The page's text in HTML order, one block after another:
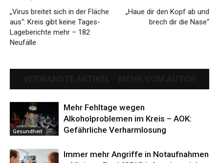
„Virus breitet sich in der Fläche
aus“: Kreis gibt keine Tages-
Lageberichte mehr – 182
Neufälle
„Haue dir den Kopf ab und
brech dir die Nase“
Gesundheit
Mehr Fehltage wegen
Alkoholproblemen im Kreis – AOK:
Gefährliche Verharmlosung
Immer mehr Angriffe in Notaufnahmen